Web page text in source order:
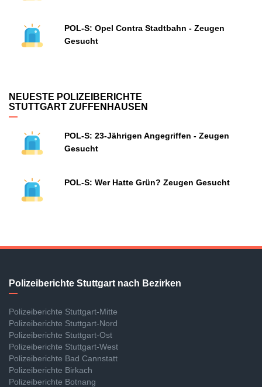
POL-S: Opel Contra Stadtbahn - Zeugen
Gesucht
NEUESTE POLIZEIBERICHTE
STUTTGART ZUFFENHAUSEN
POL-S: 23-Jährigen Angegriffen - Zeugen
Gesucht
POL-S: Wer Hatte Grün? Zeugen Gesucht
Polizeiberichte Stuttgart nach Bezirken
Polizeiberichte Stuttgart-Mitte
Polizeiberichte Stuttgart-Nord
Polizeiberichte Stuttgart-Ost
Polizeiberichte Stuttgart-West
Polizeiberichte Bad Cannstatt
Polizeiberichte Birkach
Polizeiberichte Botnang